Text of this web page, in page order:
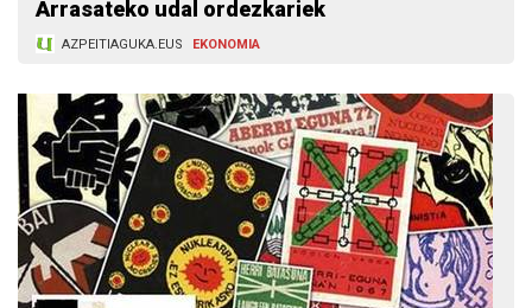
Arrasateko udal ordezkariek
AZPEITIAGUKA.EUS EKONOMIA